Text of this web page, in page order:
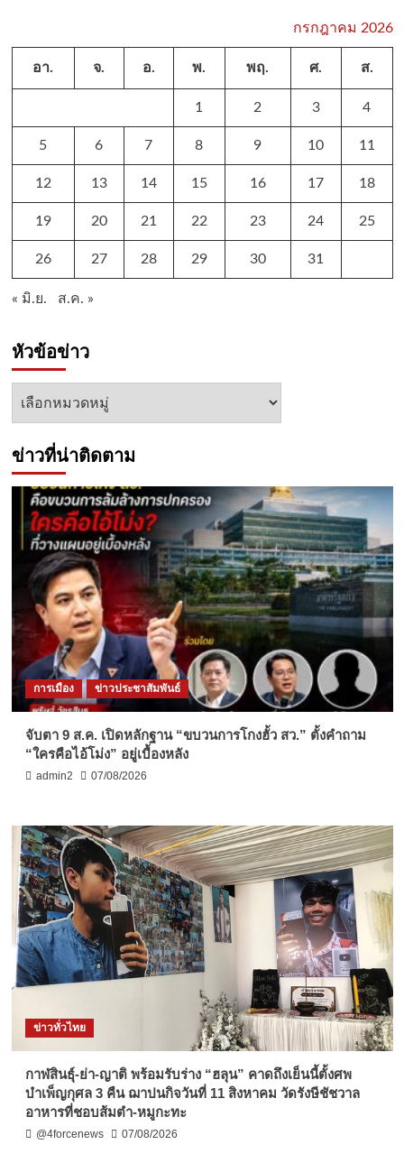
กรกฎาคม 2026
อา. จ. อ. พ. พฤ. ศ. ส.
1 2 3 4
5 6 7 8 9 10 11
12 13 14 15 16 17 18
19 20 21 22 23 24 25
26 27 28 29 30 31
« มิ.ย. ส.ค. »
หัวข้อข่าว
หัวข้อ
ข่าวที่น่าติดตาม
การเมือง ข่าวประชาสัมพันธ์
จับตา 9 ส.ค. เปิดหลักฐาน “ขบวนการโกงฮั้ว สว.” ตั้งคำถาม
“ใครคือไอ้โม่ง” อยู่เบื้องหลัง
admin2 07/08/2026
ข่าวทั่วไทย
กาฬสินธุ์-ย่า-ญาติ พร้อมรับร่าง “ฮลุน” คาดถึงเย็นนี้ตั้งศพ
บำเพ็ญกุศล 3 คืน ฌาปนกิจวันที่ 11 สิงหาคม วัดรังษีชัชวาล
อาหารที่ชอบส้มตำ-หมูกะทะ
@4forcenews 07/08/2026